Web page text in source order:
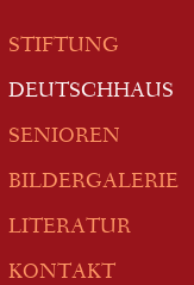
STIFTUNG
DEUTSCHHAUS
SENIOREN
BILDERGALERIE
LITERATUR
KONTAKT